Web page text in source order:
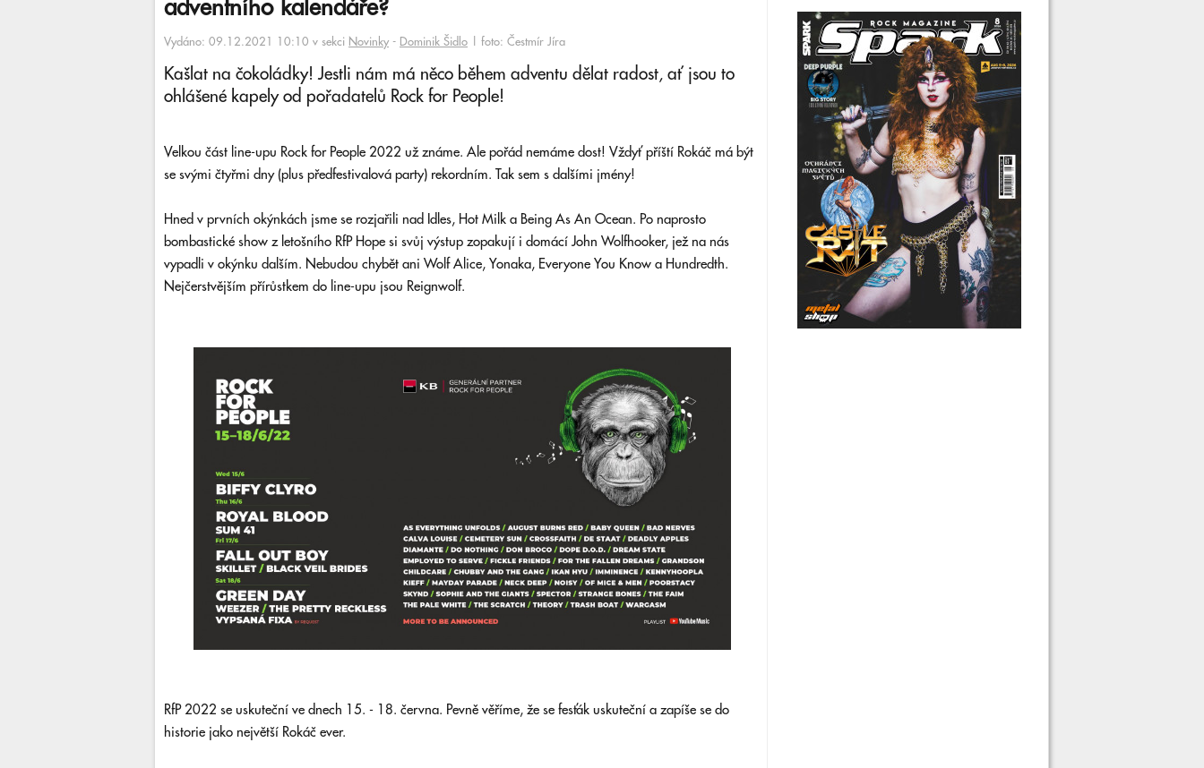
adventního kalendáře?
Vydáno: 09.12.2021 10:10 v sekci Novinky - Dominik Šidlo | foto: Čestmír Jíra
Kašlat na čokoládky! Jestli nám má něco během adventu dělat radost, ať jsou to
ohlášené kapely od pořadatelů Rock for People!
Velkou část line-upu Rock for People 2022 už známe. Ale pořád nemáme dost! Vždyť příští Rokáč má být
se svými čtyřmi dny (plus předfestivalová party) rekordním. Tak sem s dalšími jmény!
Hned v prvních okýnkách jsme se rozjařili nad Idles, Hot Milk a Being As An Ocean. Po naprosto
bombastické show z letošního RfP Hope si svůj výstup zopakují i domácí John Wolfhooker, jež na nás
vypadli v okýnku dalším. Nebudou chybět ani Wolf Alice, Yonaka, Everyone You Know a Hundredth.
Nejčerstvějším přírůstkem do line-upu jsou Reignwolf.
RfP 2022 se uskuteční ve dnech 15. - 18. června. Pevně věříme, že se fesťák uskuteční a zapíše se do
historie jako největší Rokáč ever.